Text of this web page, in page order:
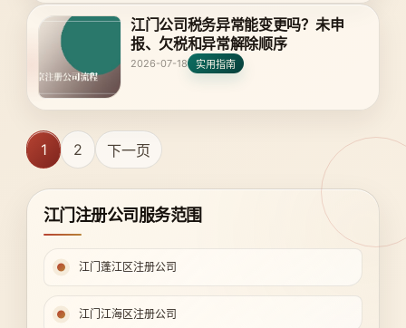
江门公司税务异常能变更吗？未申
报、欠税和异常解除顺序
2026-07-18 实用指南
1 2 下一页
江门注册公司服务范围
江门蓬江区注册公司
江门江海区注册公司